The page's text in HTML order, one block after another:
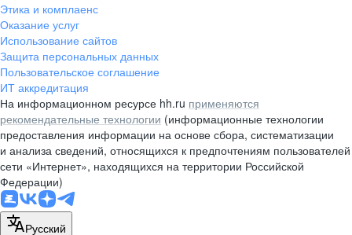
Этика и комплаенс
Оказание услуг
Использование сайтов
Защита персональных данных
Пользовательское соглашение
ИТ аккредитация
На информационном ресурсе hh.ru применяются
рекомендательные технологии (информационные технологии
предоставления информации на основе сбора, систематизации
и анализа сведений, относящихся к предпочтениям пользователей
сети «Интернет», находящихся на территории Российской
Федерации)
Русский